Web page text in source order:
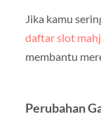
Jika kamu
daftar slot
membantu
Perubahan